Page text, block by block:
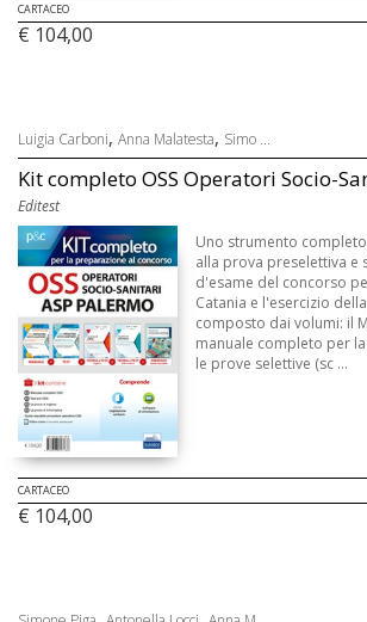
CARTACEO
€ 104,00
Luigia Carboni, Anna Malatesta, Simo ...
Kit completo OSS Operatori Socio-
Editest
Uno strumento
alla prova preselettiva e
d'esame del concorso
Catania e l'esercizio
composto dai volumi: il
manuale completo per
le prove selettive (sc ...
CARTACEO
€ 104,00